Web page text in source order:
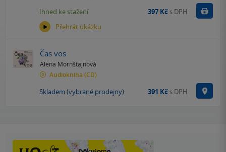
Přehrát ukázku
Ihned ke stažení 397 Kč s DPH Koupit
Čas vos
Alena Mornštajnová
Audiokniha (CD)
Skladem (vybrané prodejny) 391 Kč s DPH